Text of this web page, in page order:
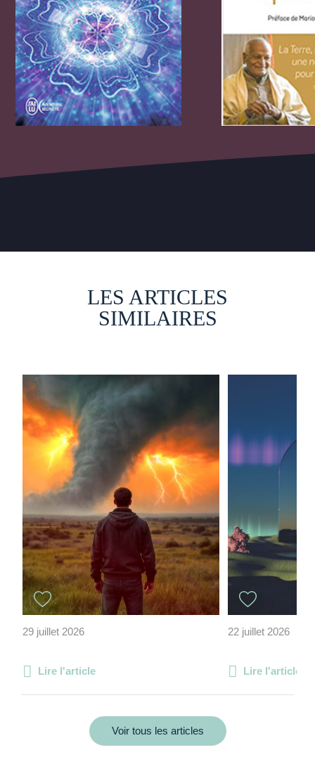
LES ARTICLES
SIMILAIRES
29 juillet 2026
Lire l'article
22 juillet 2026
Lire l'article
Voir tous les articles